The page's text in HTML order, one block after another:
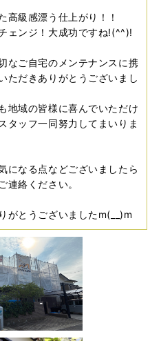
高級感漂う仕上がり！！
ェンジ！大成功ですね!(^^)!
なご自宅のメンテナンスに携
ただきありがとうございまし
地域の皆様に喜んでいただけ
タッフ一同努力してまいりま
になる点などございましたら
連絡ください。
がとうございましたm(__)m